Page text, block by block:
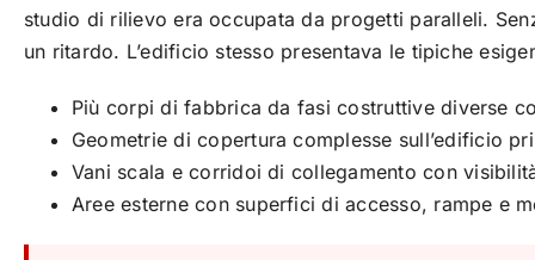
studio di rilievo era occupata da progetti paralleli.
un ritardo. L’edificio stesso presentava le tipiche
Più corpi di fabbrica da fasi costruttive diverse
Geometrie di copertura complesse sull’edificio
Vani scala e corridoi di collegamento con
Aree esterne con superfici di accesso, rampe e